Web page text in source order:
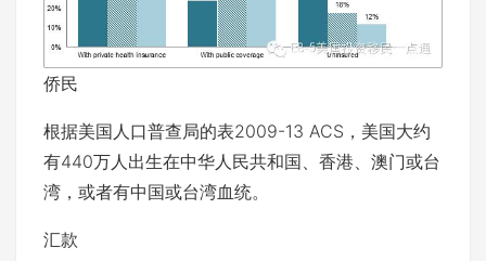
侨民
根据美国人口普查局的表2009-13 ACS，美国大约
有440万人出生在中华人民共和国、香港、澳门或台
湾，或者有中国或台湾血统。
汇款